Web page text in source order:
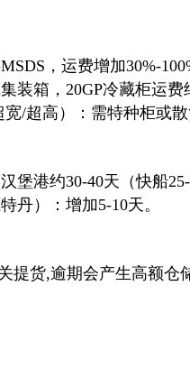
，运费增加30%-
装箱，20GP冷藏柜运费
宽/超高）：需特种柜或
堡港约30-40天（快船
丹）：增加5-10天。
提货,逾期会产生高额仓